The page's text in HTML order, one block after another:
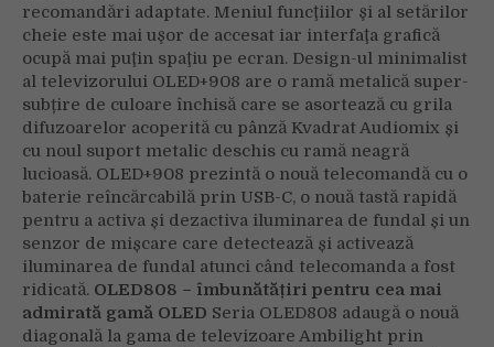
recomandări adaptate. Meniul funcţiilor şi al setărilor
cheie este mai uşor de accesat iar interfaţa grafică
ocupă mai puţin spaţiu pe ecran. Design-ul minimalist
al televizorului OLED+908 are o ramă metalică super-
subțire de culoare închisă care se asortează cu grila
difuzoarelor acoperită cu pânză Kvadrat Audiomix și
cu noul suport metalic deschis cu ramă neagră
lucioasă. OLED+908 prezintă o nouă telecomandă cu o
baterie reîncărcabilă prin USB-C, o nouă tastă rapidă
pentru a activa și dezactiva iluminarea de fundal și un
senzor de mișcare care detectează și activează
iluminarea de fundal atunci când telecomanda a fost
ridicată. OLED808 – îmbunătățiri pentru cea mai
admirată gamă OLED Seria OLED808 adaugă o nouă
diagonală la gama de televizoare Ambilight prin